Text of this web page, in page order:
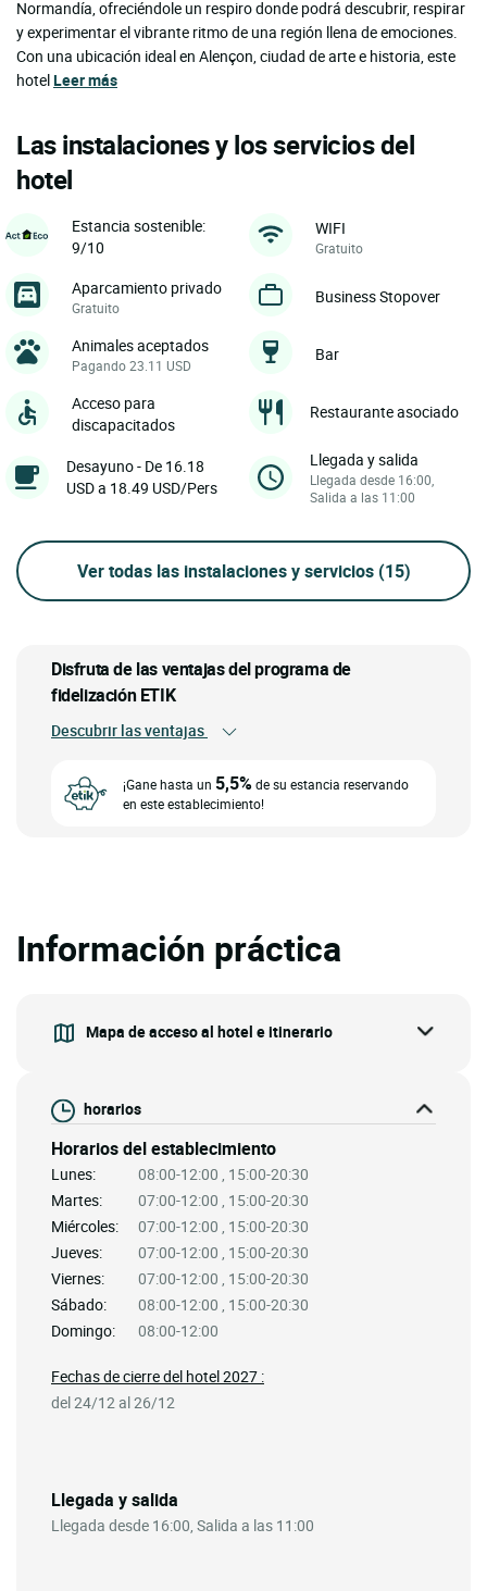
Normandía, ofreciéndole un respiro donde podrá descubrir, respirar
y experimentar el vibrante ritmo de una región llena de emociones.
Con una ubicación ideal en Alençon, ciudad de arte e historia, este
hotelLeer más
Las instalaciones y los servicios del
hotel
Estancia sostenible:
9/10
WIFI
Gratuito
Aparcamiento privado
Gratuito
Business Stopover
Animales aceptados
Pagando 23.11 USD
Bar
Acceso para
discapacitados
Restaurante asociado
Desayuno - De 16.18
USD a 18.49 USD/Pers
Llegada y salida
Llegada desde 16:00,
Salida a las 11:00
Ver todas las instalaciones y servicios (15)
Disfruta de las ventajas del programa de
fidelización ETIK
Descubrir las ventajas
¡Gane hasta un 5,5%de su estancia reservando
en este establecimiento!
Información práctica
Mapa de acceso al hotel e itinerario
horarios
Horarios del establecimiento
Lunes:
08:00-12:00 , 15:00-20:30
Martes:
07:00-12:00 , 15:00-20:30
Miércoles:
07:00-12:00 , 15:00-20:30
Jueves:
07:00-12:00 , 15:00-20:30
Viernes:
07:00-12:00 , 15:00-20:30
Sábado:
08:00-12:00 , 15:00-20:30
Domingo:
08:00-12:00
Llegada y salida
Llegada desde 16:00, Salida a las 11:00
Fechas de cierre del hotel 2027 :
del 24/12 al 26/12